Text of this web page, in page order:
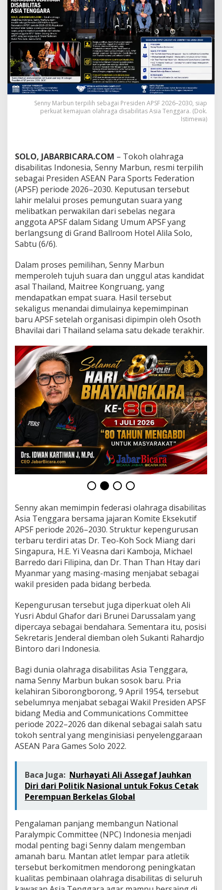
i
i
s
e
b
a
g
P
d
e
n
A
P
S
2
0
2
0
3
0
,
S
i
a
p
e
r
k
u
a
t
e
m
a
j
u
a
n
O
r
a
g
a
D
i
s
a
b
i
t
a
s
A
s
a
T
e
n
g
g
a
r
a
Senny Marbun terpilih sebagai Presiden APSF 2026–2030, siap
perkuat kemajuan olahraga disabilitas Asia Tenggara. (Dok.
Istimewa)
SOLO, JABARBICARA.COM – Tokoh olahraga
disabilitas Indonesia, Senny Marbun, resmi terpilih
sebagai Presiden ASEAN Para Sports Federation
(APSF) periode 2026–2030. Keputusan tersebut
lahir melalui proses pemungutan suara yang
melibatkan perwakilan dari sebelas negara
anggota APSF dalam Sidang Umum APSF yang
berlangsung di Grand Ballroom Hotel Alila Solo,
Sabtu (6/6).
Dalam proses pemilihan, Senny Marbun
memperoleh tujuh suara dan unggul atas kandidat
asal Thailand, Maitree Kongruang, yang
mendapatkan empat suara. Hasil tersebut
sekaligus menandai dimulainya kepemimpinan
baru APSF setelah organisasi dipimpin oleh Osoth
Bhavilai dari Thailand selama satu dekade terakhir.
Senny akan memimpin federasi olahraga disabilitas
Asia Tenggara bersama jajaran Komite Eksekutif
APSF periode 2026–2030. Struktur kepengurusan
terbaru terdiri atas Dr. Teo-Koh Sock Miang dari
Singapura, H.E. Yi Veasna dari Kamboja, Michael
Barredo dari Filipina, dan Dr. Than Than Htay dari
Myanmar yang masing-masing menjabat sebagai
wakil presiden pada bidang berbeda.
Kepengurusan tersebut juga diperkuat oleh Ali
Yusri Abdul Ghafor dari Brunei Darussalam yang
dipercaya sebagai bendahara. Sementara itu, posisi
Sekretaris Jenderal diemban oleh Sukanti Rahardjo
Bintoro dari Indonesia.
Bagi dunia olahraga disabilitas Asia Tenggara,
nama Senny Marbun bukan sosok baru. Pria
kelahiran Siborongborong, 9 April 1954, tersebut
sebelumnya menjabat sebagai Wakil Presiden APSF
bidang Media and Communications Committee
periode 2022–2026 dan dikenal sebagai salah satu
tokoh sentral yang menginisiasi penyelenggaraan
ASEAN Para Games Solo 2022.
Baca Juga: Nurhayati Ali Assegaf Jauhkan
Diri dari Politik Nasional untuk Fokus Cetak
Perempuan Berkelas Global
Pengalaman panjang membangun National
Paralympic Committee (NPC) Indonesia menjadi
modal penting bagi Senny dalam mengemban
amanah baru. Mantan atlet lempar para atletik
tersebut berkomitmen mendorong peningkatan
kualitas pembinaan olahraga disabilitas di seluruh